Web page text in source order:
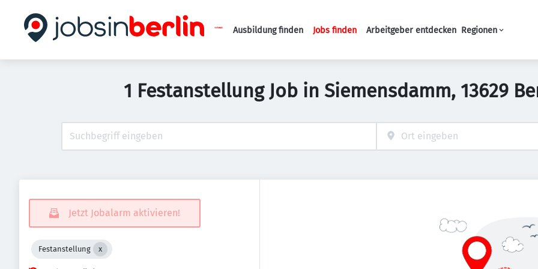
Haupt-Navigation
Ausbildung finden Jobs finden Arbeitgeber entdecken Regionen
1 Festanstellung Job in Siemensdamm, 13629
Jetzt Jobalarm aktivieren!
Festanstellung